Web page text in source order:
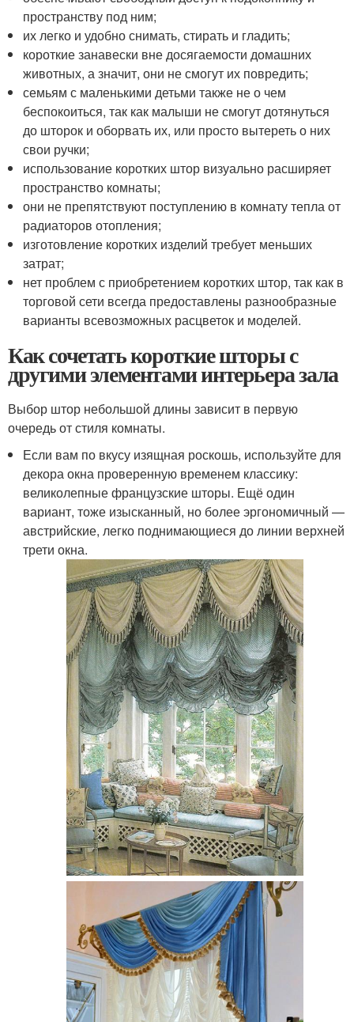
пространству под ним;
их легко и удобно снимать, стирать и гладить;
короткие занавески вне досягаемости домашних
животных, а значит, они не смогут их повредить;
семьям с маленькими детьми также не о чем
беспокоиться, так как малыши не смогут дотянуться
до шторок и оборвать их, или просто вытереть о них
свои ручки;
использование коротких штор визуально расширяет
пространство комнаты;
они не препятствуют поступлению в комнату тепла от
радиаторов отопления;
изготовление коротких изделий требует меньших
затрат;
нет проблем с приобретением коротких штор, так как в
торговой сети всегда предоставлены разнообразные
варианты всевозможных расцветок и моделей.
Как сочетать короткие шторы с
другими элементами интерьера зала
Выбор штор небольшой длины зависит в первую
очередь от стиля комнаты.
Если вам по вкусу изящная роскошь, используйте для
декора окна проверенную временем классику:
великолепные французские шторы. Ещё один
вариант, тоже изысканный, но более эргономичный —
австрийские, легко поднимающиеся до линии верхней
трети окна.